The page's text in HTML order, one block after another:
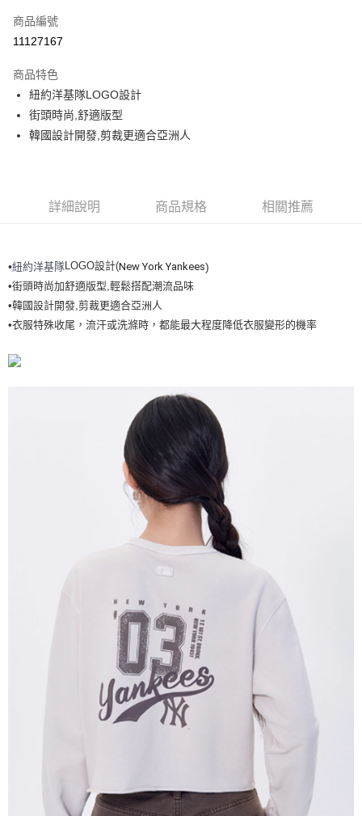
超商取貨付款
Apple Pay
街口支付
全家取貨付款<未取貨列黑名單/不支援離島取退>
全家取貨<不支援離島取退>
每筆NT$60，滿NT$499(含以上)免運費
7-11取貨付款<未取貨列黑名單/不支援離島取退>
每筆NT$60，滿NT$499(含以上)免運費
每筆NT$80，滿NT$699(含以上)免運費
商品編號
11127167
商品特色
紐約洋基隊LOGO設計
街頭時尚,舒適版型
韓國設計開發,剪裁更適合亞洲人
詳細說明 商品規格 相關推薦
•紐約洋基隊LOGO設計(New York Yankees)
•街頭時尚加舒適版型,輕鬆搭配潮流品味
•韓國設計開發,剪裁更適合亞洲人
•衣服特殊收尾，流汗或洗滌時，都能最大程度降低衣服變形的機率